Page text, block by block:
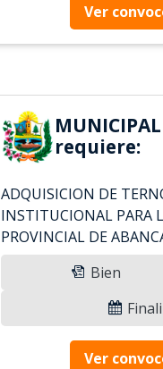
Ver
requiere:
ADQUISICION DE
INSTITUCIONAL PARA
PROVINCIAL DE
Bien
Ver